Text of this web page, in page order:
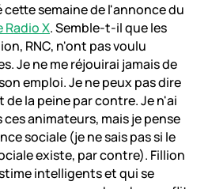
semaine de l'annonce du
Radio X. Semble-t-il que les
RNC, n'ont pas voulu
Je ne me réjouirai jamais de
emploi. Je ne peux pas dire
la peine par contre. Je n'ai
animateurs, mais je pense
sociale (je ne sais pas si le
existe, par contre). Fillion
intelligents et qui se